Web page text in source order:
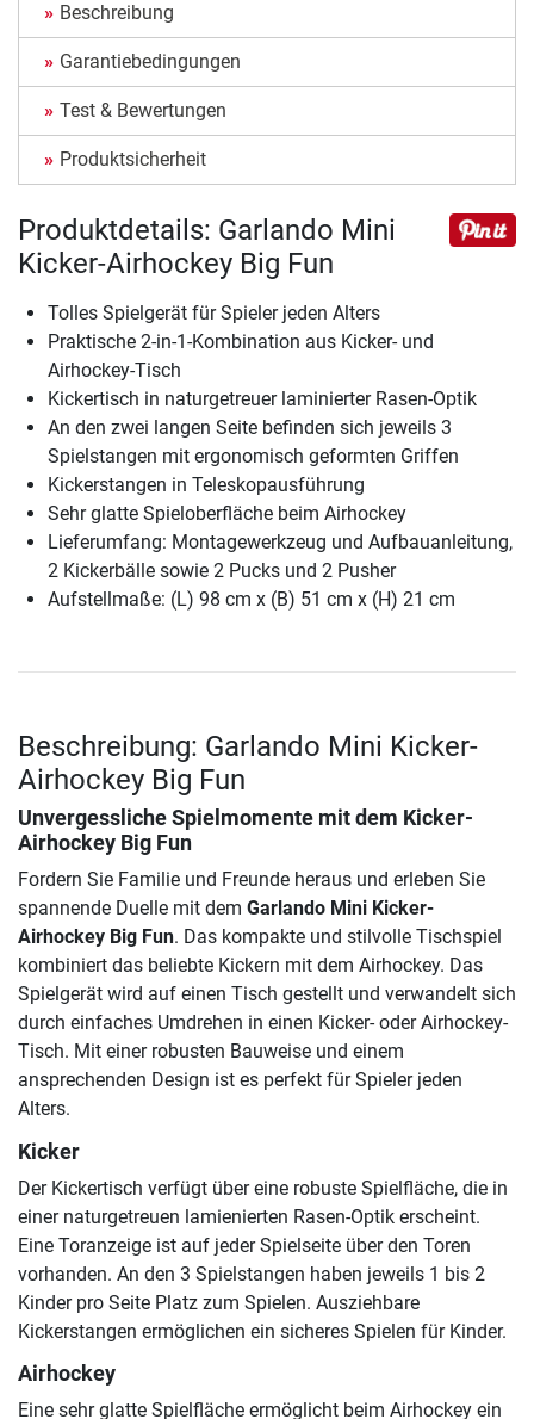
Beschreibung
Garantiebedingungen
Test & Bewertungen
Produktsicherheit
Produktdetails: Garlando Mini
Kicker-Airhockey Big Fun
Tolles Spielgerät für Spieler jeden Alters
Praktische 2-in-1-Kombination aus Kicker- und
Airhockey-Tisch
Kickertisch in naturgetreuer laminierter Rasen-Optik
An den zwei langen Seite befinden sich jeweils 3
Spielstangen mit ergonomisch geformten Griffen
Kickerstangen in Teleskopausführung
Sehr glatte Spieloberfläche beim Airhockey
Lieferumfang: Montagewerkzeug und Aufbauanleitung,
2 Kickerbälle sowie 2 Pucks und 2 Pusher
Aufstellmaße: (L) 98 cm x (B) 51 cm x (H) 21 cm
Beschreibung: Garlando Mini Kicker-
Airhockey Big Fun
Unvergessliche Spielmomente mit dem Kicker-
Airhockey Big Fun
Fordern Sie Familie und Freunde heraus und erleben Sie
spannende Duelle mit dem Garlando Mini Kicker-
Airhockey Big Fun. Das kompakte und stilvolle Tischspiel
kombiniert das beliebte Kickern mit dem Airhockey. Das
Spielgerät wird auf einen Tisch gestellt und verwandelt sich
durch einfaches Umdrehen in einen Kicker- oder Airhockey-
Tisch. Mit einer robusten Bauweise und einem
ansprechenden Design ist es perfekt für Spieler jeden
Alters.
Kicker
Der Kickertisch verfügt über eine robuste Spielfläche, die in
einer naturgetreuen lamienierten Rasen-Optik erscheint.
Eine Toranzeige ist auf jeder Spielseite über den Toren
vorhanden. An den 3 Spielstangen haben jeweils 1 bis 2
Kinder pro Seite Platz zum Spielen. Ausziehbare
Kickerstangen ermöglichen ein sicheres Spielen für Kinder.
Airhockey
Eine sehr glatte Spielfläche ermöglicht beim Airhockey ein